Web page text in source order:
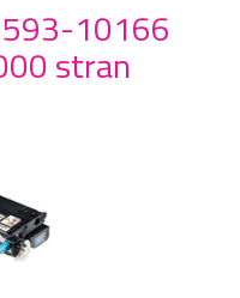
593-10166
stran